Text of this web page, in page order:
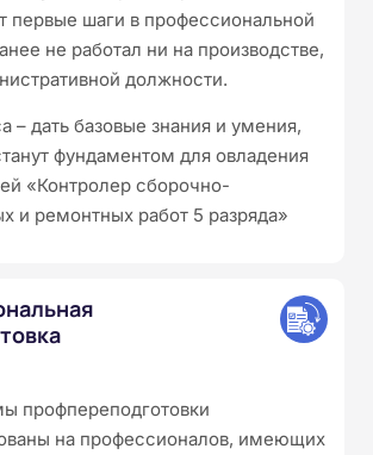
первые шаги в профессиональной
не работал ни на производстве,
должности.
– дать базовые знания и умения,
фундаментом для овладения
«Контролер сборочно-
и ремонтных работ 5 разряда»
профпереподготовки
на профессионалов, имеющих